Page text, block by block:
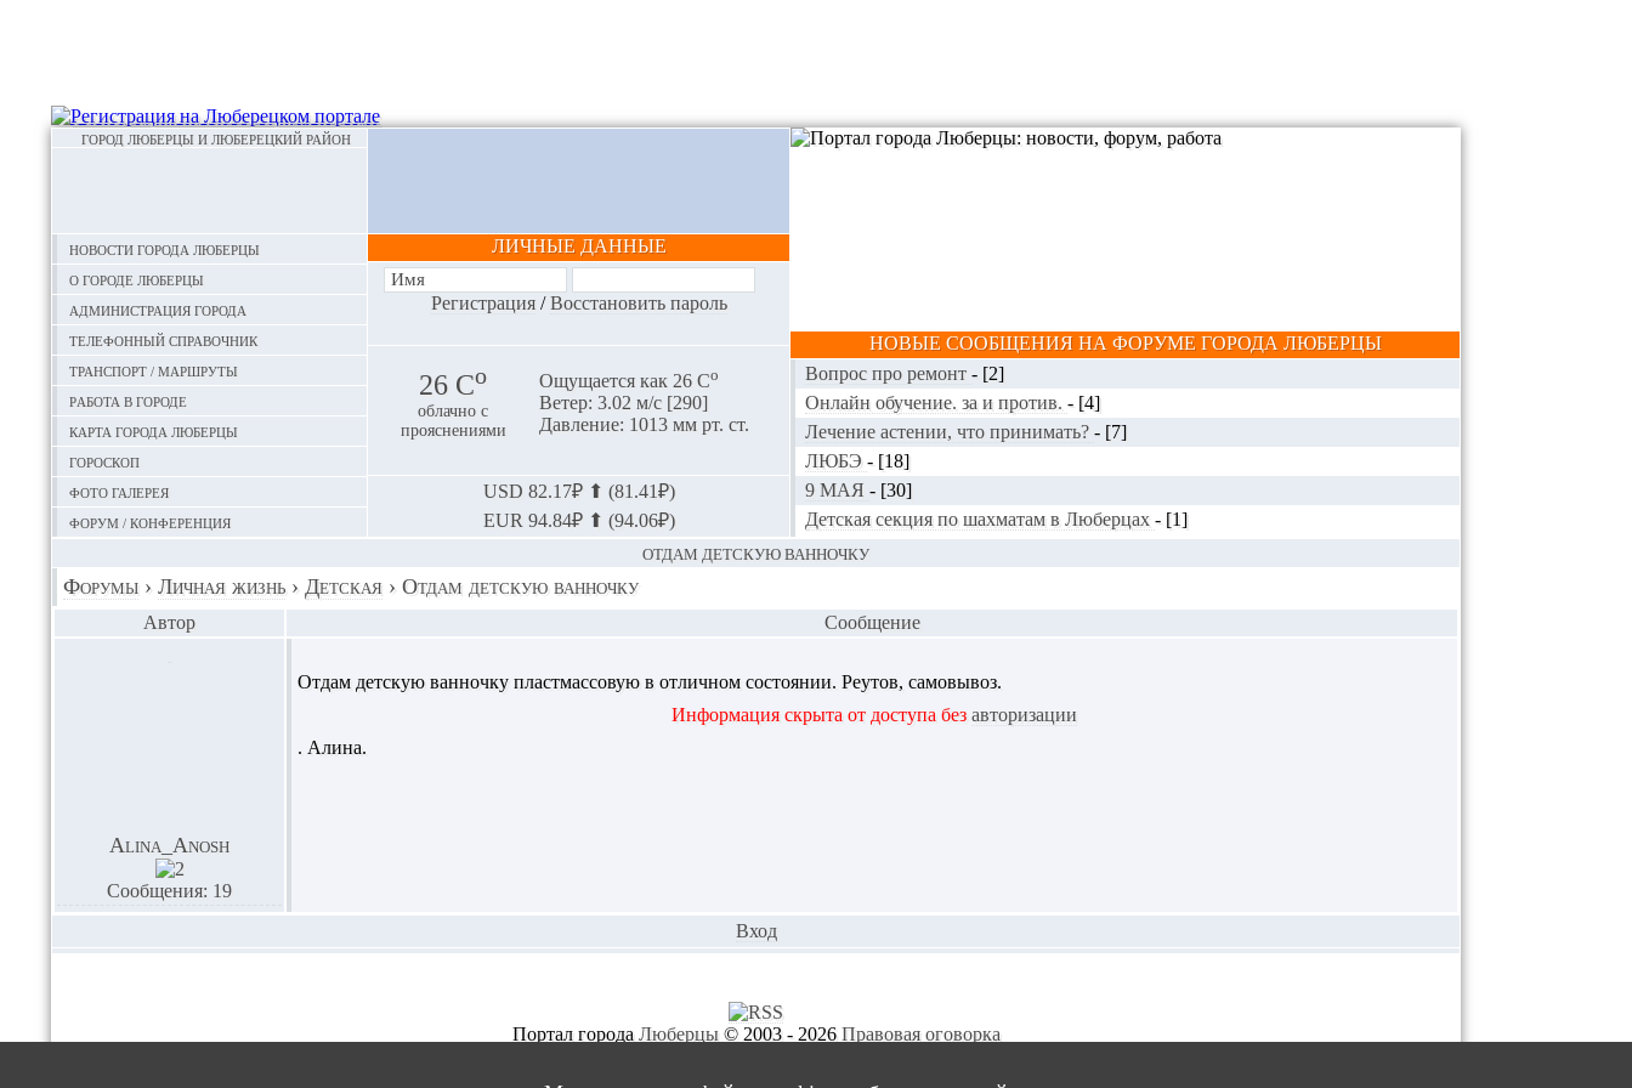
ГОРОД ЛЮБЕРЦЫ И ЛЮБЕРЕЦКИЙ РАЙОН
Новости города Люберцы
О городе Люберцы
Администрация города
Телефонный справочник
Транспорт / маршруты
Работа в городе
Карта города Люберцы
Гороскоп
Фото галерея
Форум / конференция
ЛИЧНЫЕ ДАННЫЕ
Регистрация/Восстановить пароль
26 Сo
облачно с
прояснениями
Ощущается как 26 Сo
Ветер: 3.02 м/с [290]
Давление: 1013 мм рт. ст.
USD 82.17₽ ⬆ (81.41₽)
EUR 94.84₽ ⬆ (94.06₽)
НОВЫЕ СООБЩЕНИЯ НА ФОРУМЕ ГОРОДА ЛЮБЕРЦЫ
Вопрос про ремонт - [2]
Онлайн обучение. за и против. - [4]
Лечение астении, что принимать? - [7]
ЛЮБЭ - [18]
9 МАЯ - [30]
Детская секция по шахматам в Люберцах - [1]
ОТДАМ ДЕТСКУЮ ВАННОЧКУ
Форумы › Личная жизнь › Детская › Отдам детскую ванночку
Автор Сообщение
Alina_Anosh
Сообщения: 19
Отдам детскую ванночку пластмассовую в отличном состоянии. Реутов, самовывоз.
Информация скрыта от доступа без авторизации
. Алина.
Вход
Портал города Люберцы© 2003 - 2026 Правовая оговорка